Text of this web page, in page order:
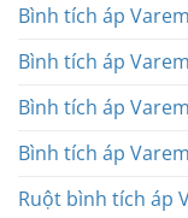
Bình tích áp
Bình tích áp
Bình tích áp
Bình tích áp
Ruột bình tích áp